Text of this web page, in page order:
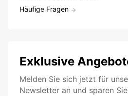
Häufige Fragen
Exklusive
Melden Sie sich jetzt für
Newsletter an und sparen